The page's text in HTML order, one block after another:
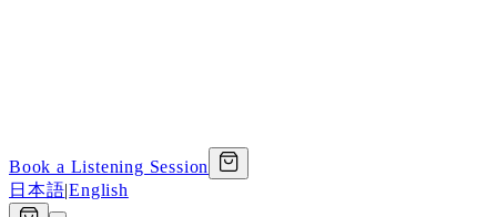
Book a Listening Session
日本語|English